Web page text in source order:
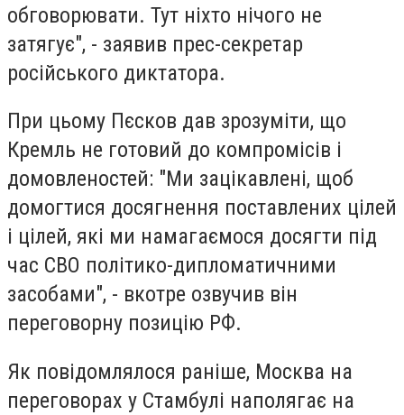
обговорювати. Тут ніхто нічого не
затягує", - заявив прес-секретар
російського диктатора.
При цьому Пєсков дав зрозуміти, що
Кремль не готовий до компромісів і
домовленостей: "Ми зацікавлені, щоб
домогтися досягнення поставлених цілей
і цілей, які ми намагаємося досягти під
час СВО політико-дипломатичними
засобами", - вкотре озвучив він
переговорну позицію РФ.
Як повідомлялося раніше, Москва на
переговорах у Стамбулі наполягає на